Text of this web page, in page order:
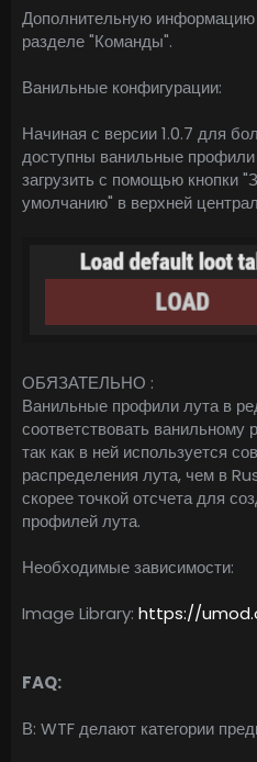
Дополнительную
разделе "Команды".
Ванильные конфигурации:
Начиная с версии 1.0.7 для
доступны ванильные
загрузить с помощью кнопки
умолчанию" в верхней
ОБЯЗАТЕЛЬНО :
Ванильные профили лута в
соответствовать ванильному
так как в ней используется
распределения лута, чем в
скорее точкой отсчета для
профилей лута.
Необходимые зависимости:
Image Library: https://
FAQ:
В: WTF делают категории